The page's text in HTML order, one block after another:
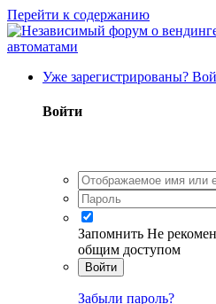
Перейти к содержанию
Уже зарегистрированы?
Войти
Запомнить Не
общим доступом
Войти
Забыли пароль?